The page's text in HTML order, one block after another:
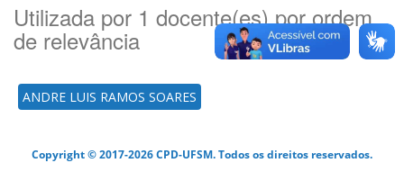
Utilizada por 1 docente(es) por ordem
de relevância
ANDRE LUIS RAMOS SOARES
Copyright © 2017-2026 CPD-UFSM. Todos os direitos reservados.